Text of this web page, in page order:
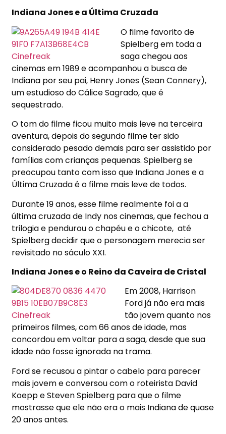
Indiana Jones e a Última Cruzada
O filme favorito de
Spielberg em toda a
saga chegou aos
cinemas em 1989 e acompanhou a busca de
Indiana por seu pai, Henry Jones (Sean Connery),
um estudioso do Cálice Sagrado, que é
sequestrado.
O tom do filme ficou muito mais leve na terceira
aventura, depois do segundo filme ter sido
considerado pesado demais para ser assistido por
famílias com crianças pequenas. Spielberg se
preocupou tanto com isso que Indiana Jones e a
Última Cruzada é o filme mais leve de todos.
Durante 19 anos, esse filme realmente foi a a
última cruzada de Indy nos cinemas, que fechou a
trilogia e pendurou o chapéu e o chicote, até
Spielberg decidir que o personagem merecia ser
revisitado no sáculo XXI.
Indiana Jones e o Reino da Caveira de Cristal
Em 2008, Harrison
Ford já não era mais
tão jovem quanto nos
primeiros filmes, com 66 anos de idade, mas
concordou em voltar para a saga, desde que sua
idade não fosse ignorada na trama.
Ford se recusou a pintar o cabelo para parecer
mais jovem e conversou com o roteirista David
Koepp e Steven Spielberg para que o filme
mostrasse que ele não era o mais Indiana de quase
20 anos antes.